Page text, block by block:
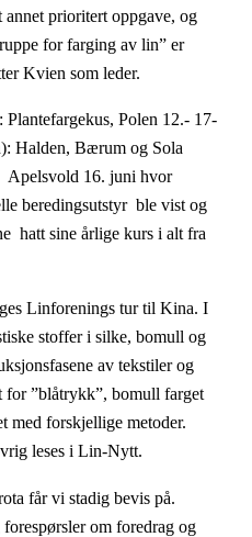
prioritert oppgave, og
for farging av lin” er
Kvien som leder.
Polen 12.- 17-
Halden, Bærum og Sola
Apelsvold 16. juni hvor
beredingsutstyr ble vist og
hatt sine årlige kurs i alt fra
Linforenings tur til Kina. I
stoffer i silke, bomull og
av tekstiler og
for ”blåtrykk”, bomull farget
med forskjellige metoder.
leses i Lin-Nytt.
får vi stadig bevis på.
om foredrag og